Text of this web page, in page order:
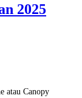
2025
atau Canopy